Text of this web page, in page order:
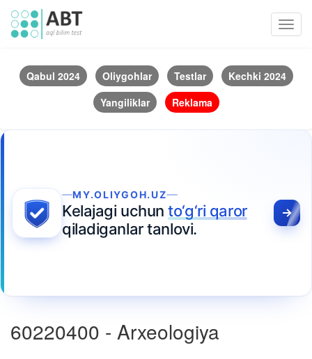
Qabul 2024 Oliygohlar Testlar
Kechki 2024
Yangiliklar
Reklama
MY.OLIYGOH.UZ
Kelajagi uchunto‘g‘ri qaror
qiladiganlar tanlovi.
60220400 - Arxeologiya